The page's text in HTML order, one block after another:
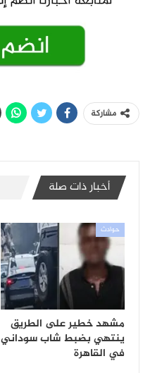
مشاركة
أخبار ذات صلة
حوادث
مشهد خطير على الطريق
ينتهي بضبط شاب سوداني
في القاهرة